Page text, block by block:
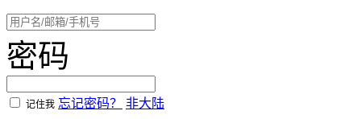
密码
记住我 忘记密码？ 非大陆